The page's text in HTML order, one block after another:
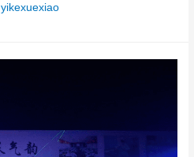
yikexuexiao